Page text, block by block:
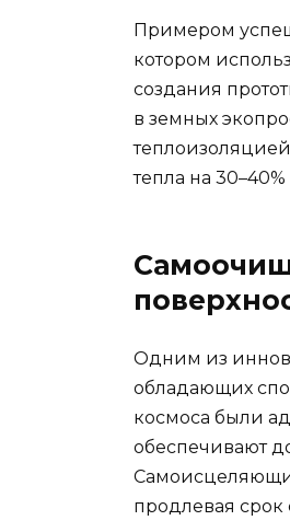
Примером
котором
создания
в земных
тепла на
Одним из
обладающих
космоса были
обеспечивают
продлевая срок